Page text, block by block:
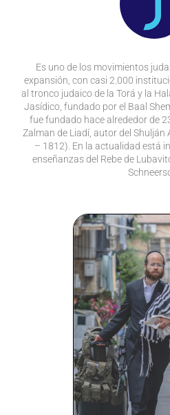
Es uno de los movimientos
expansión, con casi 2.000
al tronco judaico de la Torá y la
Jasídico, fundado por el Baal
fue fundado hace alrededor de
Zalman de Liadí, autor del Shulján
– 1812). En la actualidad está
enseñanzas del Rebe de